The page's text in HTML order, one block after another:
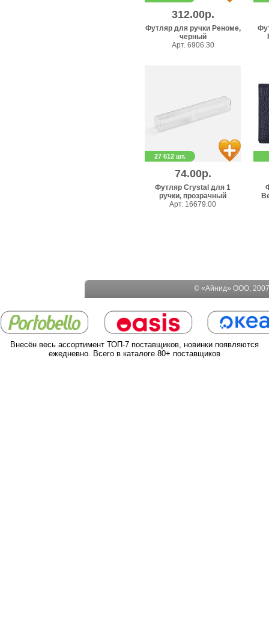
312.00р.
Футляр для ручки Реноме,
черный
Арт. 6906.30
27 612 шт.
74.00р.
Футляр Crystal для 1
ручки, прозрачный
Арт. 16679.00
© «Айнид» ООО,
Внесён весь ассортимент ТОП-7 поставщиков, новинки появляются
ежедневно. Всего в каталоге 80+ поставщиков